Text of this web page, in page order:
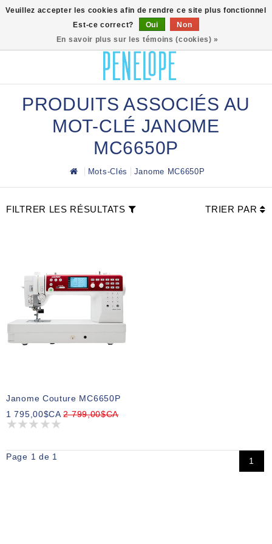
PRODUITS ASSOCIÉS AU
MOT-CLÉ JANOME
MC6650P
Mots-Clés Janome MC6650P
FILTRER LES RÉSULTATS TRIER PAR
Janome Couture MC6650P
1 795,00$CA2 799,00$CA
Page 1 de 1 1
Veuillez accepter les cookies afin de rendre ce site plus fonctionnel
Est-ce correct?
Oui
Non
En savoir plus sur les témoins (cookies) »